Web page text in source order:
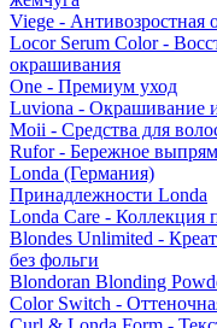
Viege - Антивозростная
Locor Serum Color -
окрашивания
One - Премиум уход
Luviona - Окрашивание
Moii - Средства для
Rufor - Бережное
Londa (Германия)
Принадлежности Londa
Londa Care - Коллекция
Blondes Unlimited -
без фольги
Blondoran Blonding
Color Switch -